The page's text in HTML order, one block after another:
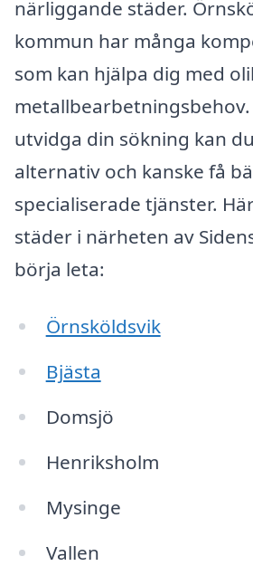
närliggande städer.
kommun har många
som kan hjälpa dig med
utvidga din sökning kan
alternativ och kanske få
specialiserade tjänster.
städer i närheten av
börja leta:
Örnsköldsvik
Bjästa
Domsjö
Henriksholm
Mysinge
Vallen